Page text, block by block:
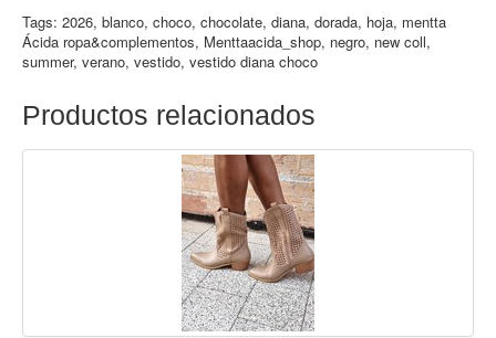
Tags: 2026, blanco, choco, chocolate, diana, dorada, hoja, mentta
Ácida ropa&complementos, Menttaacida_shop, negro, new coll,
summer, verano, vestido, vestido diana choco
Productos relacionados